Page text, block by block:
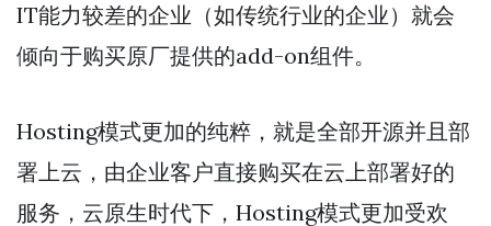
IT能力较差的企业（如传统行业的企业）就会
倾向于购买原厂提供的add-on组件。
Hosting模式更加的纯粹，就是全部开源并且部
署上云，由企业客户直接购买在云上部署好的
服务，云原生时代下，Hosting模式更加受欢